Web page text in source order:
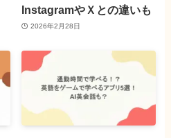
InstagramやＸとの違いも
2026年2月28日